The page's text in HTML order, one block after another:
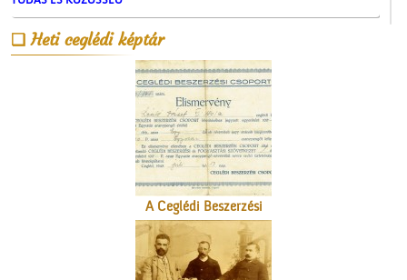
Heti ceglédi képtárA Gubody utcában
A Ceglédi Beszerzési
Csoport